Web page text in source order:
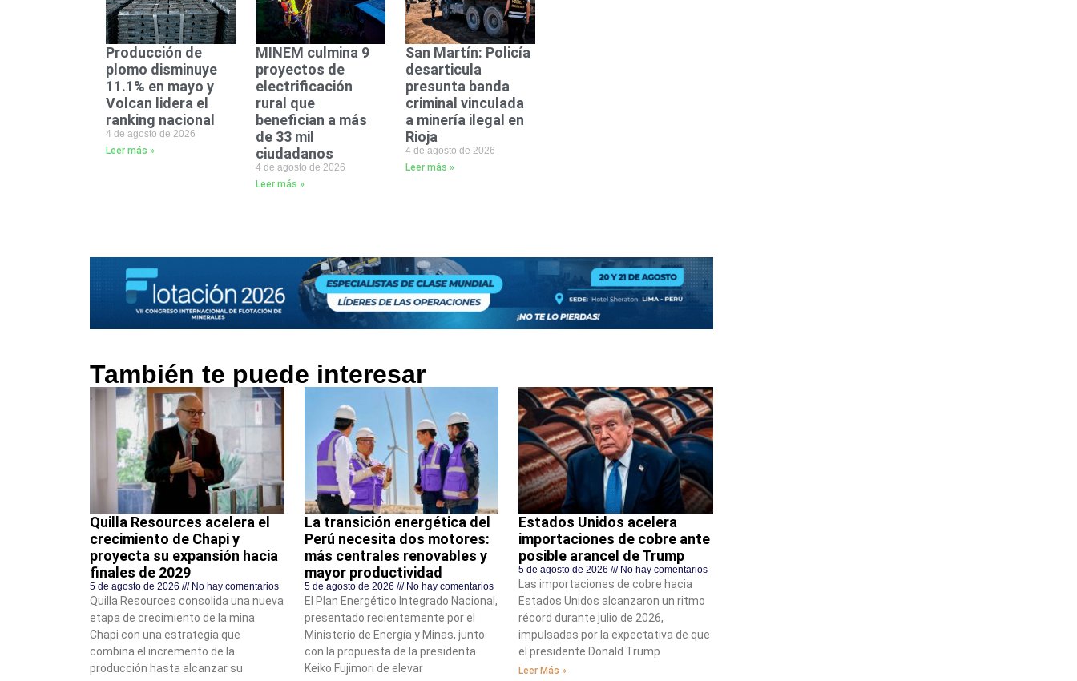
Producción de
plomo disminuye
11.1% en mayo y
Volcan lidera el
ranking nacional
4 de agosto de 2026
Leer más »
MINEM culmina 9
proyectos de
electrificación
rural que
benefician a más
de 33 mil
ciudadanos
4 de agosto de 2026
Leer más »
San Martín: Policía
desarticula
presunta banda
criminal vinculada
a minería ilegal en
Rioja
4 de agosto de 2026
Leer más »
También te puede interesar
Quilla Resources acelera el
crecimiento de Chapi y
proyecta su expansión hacia
finales de 2029
5 de agosto de 2026 No hay comentarios
Quilla Resources consolida una nueva
etapa de crecimiento de la mina
Chapi con una estrategia que
combina el incremento de la
producción hasta alcanzar su
La transición energética del
Perú necesita dos motores:
más centrales renovables y
mayor productividad
5 de agosto de 2026 No hay comentarios
El Plan Energético Integrado Nacional,
presentado recientemente por el
Ministerio de Energía y Minas, junto
con la propuesta de la presidenta
Keiko Fujimori de elevar
Estados Unidos acelera
importaciones de cobre ante
posible arancel de Trump
5 de agosto de 2026 No hay comentarios
Las importaciones de cobre hacia
Estados Unidos alcanzaron un ritmo
récord durante julio de 2026,
impulsadas por la expectativa de que
el presidente Donald Trump
Leer Más »